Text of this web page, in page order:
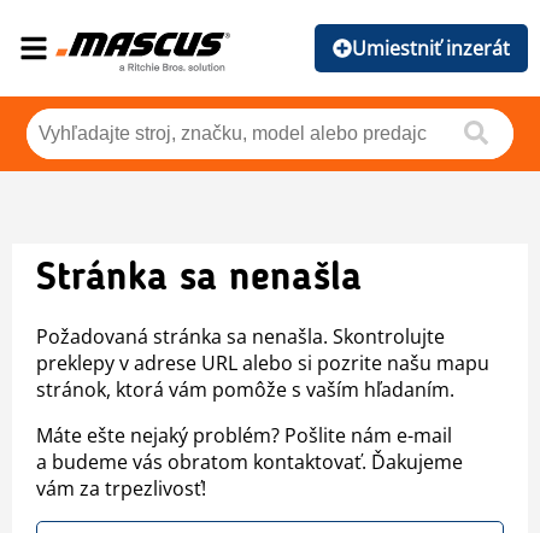
Umiestniť inzerát
Stránka sa nenašla
Požadovaná stránka sa nenašla. Skontrolujte
preklepy v adrese URL alebo si pozrite našu mapu
stránok, ktorá vám pomôže s vaším hľadaním.
Máte ešte nejaký problém? Pošlite nám e-mail
a budeme vás obratom kontaktovať. Ďakujeme
vám za trpezlivosť!